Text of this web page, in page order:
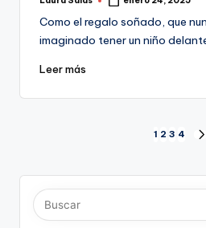
Publicado
Como el regalo soñado, que
imaginado tener un niño
Leer más
de
entradas
1 2 3 4